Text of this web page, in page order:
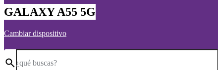
GALAXY A55 5G
Cambiar dispositivo
¿qué buscas?